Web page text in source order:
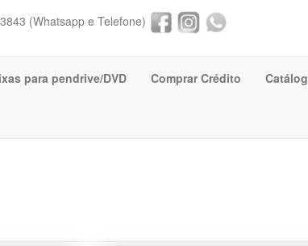
(Whatsapp e Telefone)
para pendrive/DVD Comprar Crédito